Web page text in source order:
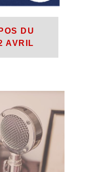
DU
AVRIL